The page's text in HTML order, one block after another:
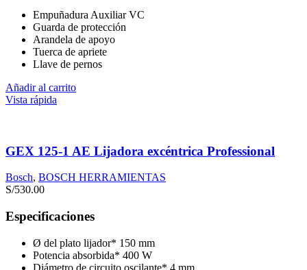
Empuñadura Auxiliar VC
Guarda de protección
Arandela de apoyo
Tuerca de apriete
Llave de pernos
Añadir al carrito
Vista rápida
GEX 125-1 AE Lijadora excéntrica Professional
Bosch, BOSCH HERRAMIENTAS
S/530.00
Especificaciones
Ø del plato lijador* 150 mm
Potencia absorbida* 400 W
Diámetro de circuito oscilante* 4 mm